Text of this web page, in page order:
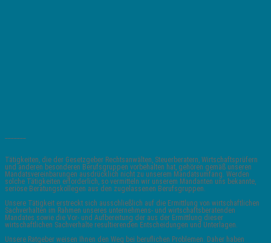
Tätigkeiten, die der Gesetzgeber Rechtsanwälten, Steuerberatern, Wirtschaftsprüfern
und anderen besonderen Berufsgruppen vorbehalten hat, gehören gemäß unseren
Mandatsvereinbarungen ausdrücklich nicht zu unserem Mandatsumfang. Werden
solche Tätigkeiten erforderlich, so vermitteln wir unserem Mandanten uns bekannte,
seriöse Beratungskollegen aus den zugelassenen Berufsgruppen.
Unsere Tätigkeit erstreckt sich ausschließlich auf die Ermittlung von wirtschaftlichen
Sachverhalten im Rahmen unseres unternehmens- und wirtschaftsberatenden
Mandates sowie die Vor- und Aufbereitung der aus der Ermittlung dieser
wirtschaftlichen Sachverhalte resultierenden Entscheidungen und Unterlagen.
Unsere Ratgeber weisen Ihnen den Weg bei beruflichen Problemen. Daher haben